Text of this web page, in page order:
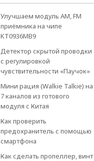
Улучшаем модуль АМ, FM
приёмника на чипе
KT0936MB9
Детектор скрытой проводки
с регулировкой
чувствительности «Паучок»
Мини рация (Walkie Talkie) на
7 каналов из готового
модуля с Китая
Как проверить
предохранитель с помощью
смартфона
Как сделать пропеллер, винт